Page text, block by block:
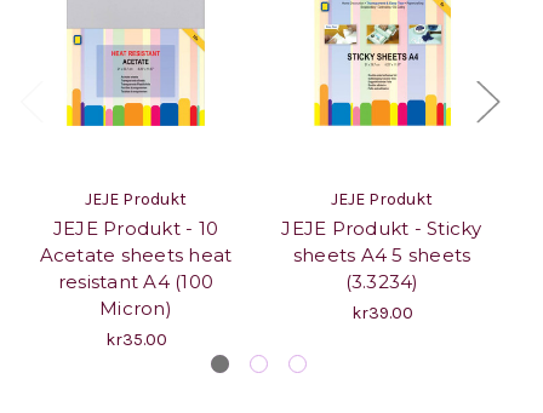
JEJE Produkt
JEJE Produkt - 10
Acetate sheets heat
resistant A4 (100
Micron)
kr35.00
JEJE Produkt
JEJE Produkt - Sticky
sheets A4 5 sheets
(3.3234)
kr39.00